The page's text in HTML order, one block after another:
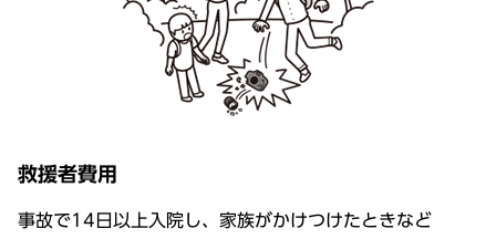
救援者費用
事故で14日以上入院し、家族がかけつけたときなど